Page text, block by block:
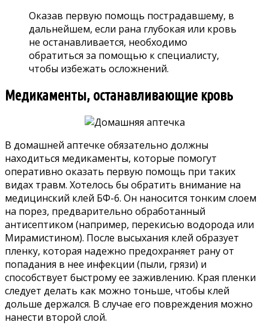
Оказав первую помощь пострадавшему, в
дальнейшем, если рана глубокая или кровь
не останавливается, необходимо
обратиться за помощью к специалисту,
чтобы избежать осложнений.
Медикаменты, останавливающие кровь
В домашней аптечке обязательно должны
находиться медикаменты, которые помогут
оперативно оказать первую помощь при таких
видах травм. Хотелось бы обратить внимание на
медицинский клей БФ-6. Он наносится тонким слоем
на порез, предварительно обработанный
антисептиком (например, перекисью водорода или
Мирамистином). После высыхания клей образует
пленку, которая надежно предохраняет рану от
попадания в нее инфекции (пыли, грязи) и
способствует быстрому ее заживлению. Края пленки
следует делать как можно тоньше, чтобы клей
дольше держался. В случае его повреждения можно
нанести второй слой.